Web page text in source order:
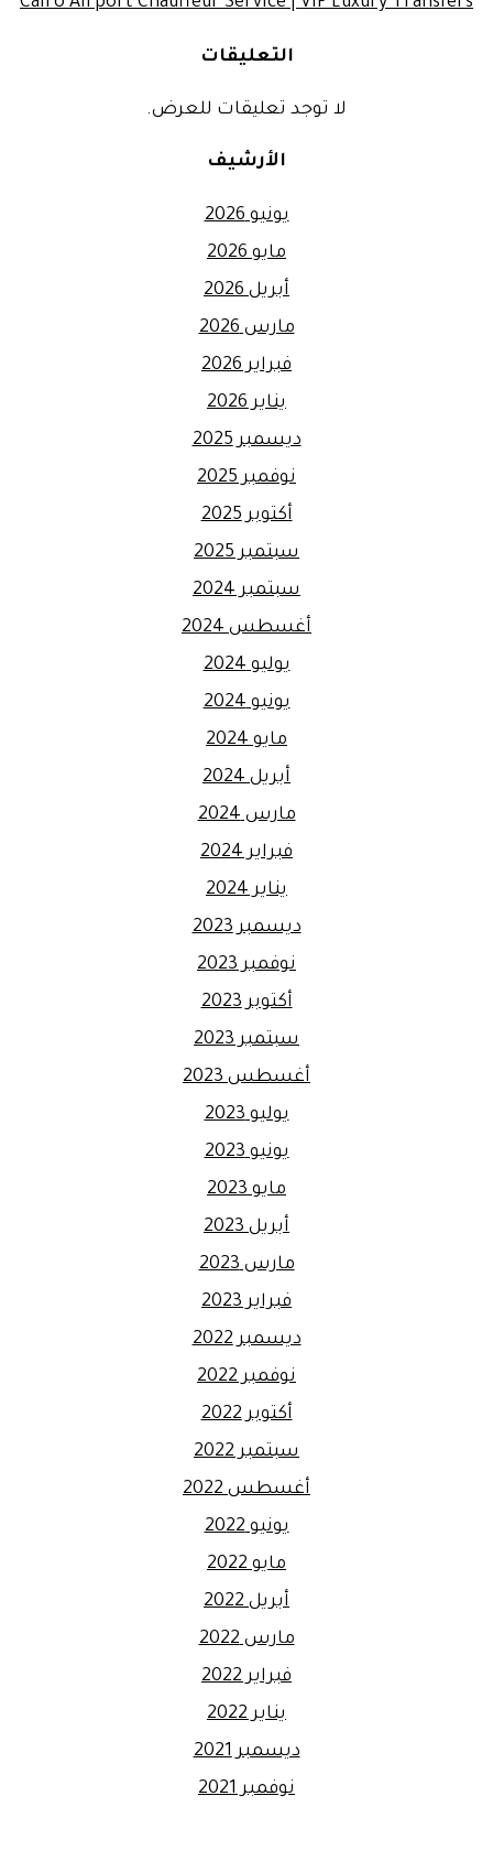
التعليقات
لا توجد تعليقات للعرض.
الأرشيف
يونيو 2026
مايو 2026
أبريل 2026
مارس 2026
فبراير 2026
يناير 2026
ديسمبر 2025
نوفمبر 2025
أكتوبر 2025
سبتمبر 2025
سبتمبر 2024
أغسطس 2024
يوليو 2024
يونيو 2024
مايو 2024
أبريل 2024
مارس 2024
فبراير 2024
يناير 2024
ديسمبر 2023
نوفمبر 2023
أكتوبر 2023
سبتمبر 2023
أغسطس 2023
يوليو 2023
يونيو 2023
مايو 2023
أبريل 2023
مارس 2023
فبراير 2023
ديسمبر 2022
نوفمبر 2022
أكتوبر 2022
سبتمبر 2022
أغسطس 2022
يونيو 2022
مايو 2022
أبريل 2022
مارس 2022
فبراير 2022
يناير 2022
ديسمبر 2021
نوفمبر 2021